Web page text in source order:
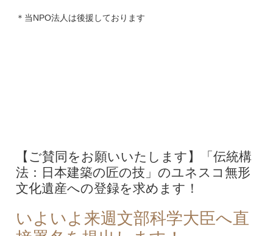
＊当NPO法人は後援しております
【ご賛同をお願いいたします】「伝統構
法：日本建築の匠の技」のユネスコ無形
文化遺産への登録を求めます！
いよいよ来週文部科学大臣へ直